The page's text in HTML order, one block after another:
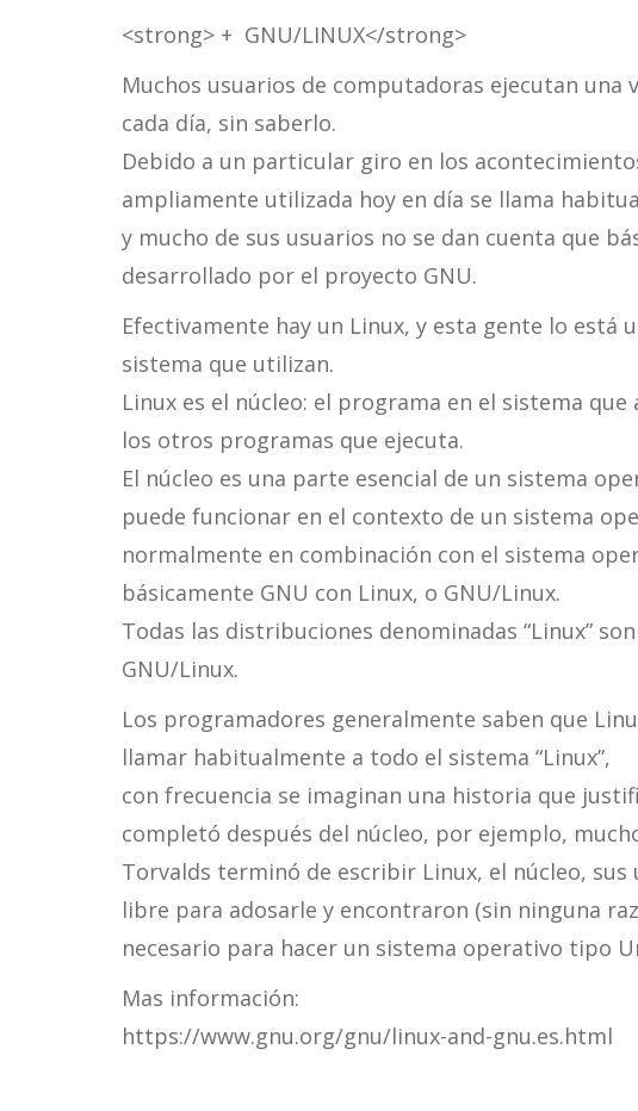
<strong> + GNU/LINUX</strong>
Muchos usuarios de computadoras ejecutan una
cada día, sin saberlo.
Debido a un particular giro en los
ampliamente utilizada hoy en día se llama
y mucho de sus usuarios no se dan cuenta que
desarrollado por el proyecto GNU.
Efectivamente hay un Linux, y esta gente lo está
sistema que utilizan.
Linux es el núcleo: el programa en el sistema
los otros programas que ejecuta.
El núcleo es una parte esencial de un sistema
puede funcionar en el contexto de un sistema
normalmente en combinación con el sistema
básicamente GNU con Linux, o GNU/Linux.
Todas las distribuciones denominadas “Linux”
GNU/Linux.
Los programadores generalmente saben que
llamar habitualmente a todo el sistema “Linux”,
con frecuencia se imaginan una historia que
completó después del núcleo, por ejemplo,
Torvalds terminó de escribir Linux, el núcleo,
libre para adosarle y encontraron (sin ninguna
necesario para hacer un sistema operativo tipo
Mas información:
https://www.gnu.org/gnu/linux-and-gnu.es.html